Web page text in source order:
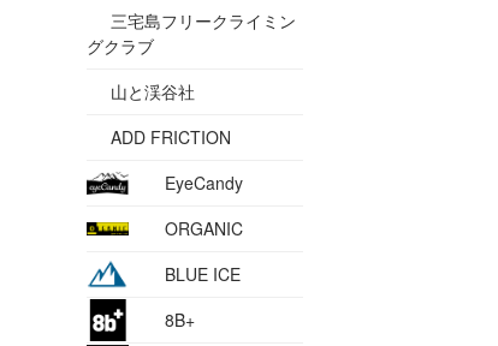
三宅島フリークライミン
グクラブ
山と渓谷社
ADD FRICTION
EyeCandy
ORGANIC
BLUE ICE
8B+